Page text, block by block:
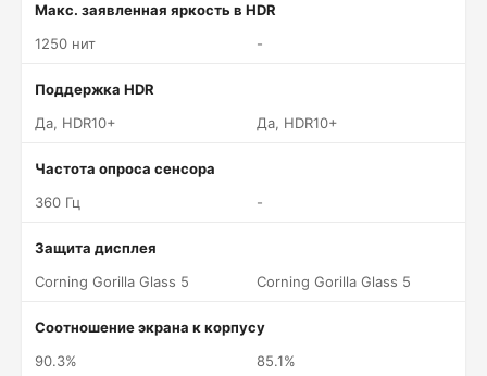
Макс. заявленная яркость в HDR
1250 нит
-
Поддержка HDR
Да, HDR10+
Да, HDR10+
Частота опроса сенсора
360 Гц
-
Защита дисплея
Corning Gorilla Glass 5
Corning Gorilla Glass 5
Соотношение экрана к корпусу
90.3%
85.1%